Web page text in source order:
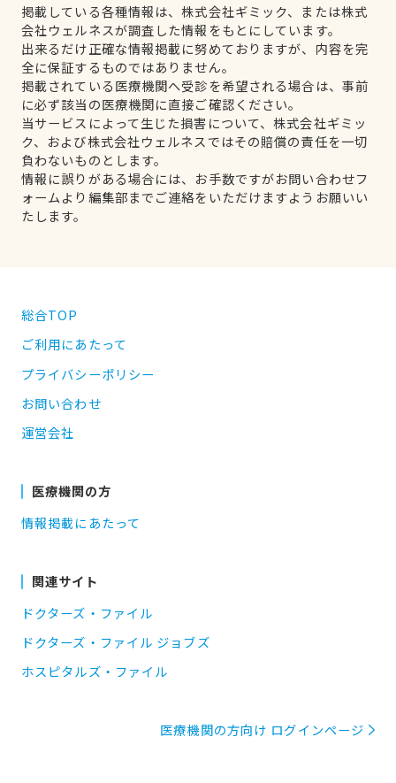
掲載している各種情報は、株式会社ギミック、または株式
会社ウェルネスが調査した情報をもとにしています。
出来るだけ正確な情報掲載に努めておりますが、内容を完
全に保証するものではありません。
掲載されている医療機関へ受診を希望される場合は、事前
に必ず該当の医療機関に直接ご確認ください。
当サービスによって生じた損害について、株式会社ギミッ
ク、および株式会社ウェルネスではその賠償の責任を一切
負わないものとします。
情報に誤りがある場合には、お手数ですがお問い合わせフ
ォームより編集部までご連絡をいただけますようお願いい
たします。
総合TOP
ご利用にあたって
プライバシーポリシー
お問い合わせ
運営会社
医療機関の方
情報掲載にあたって
関連サイト
ドクターズ・ファイル
ドクターズ・ファイル ジョブズ
ホスピタルズ・ファイル
医療機関の方向け ログインページ